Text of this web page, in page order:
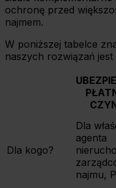
ochronę przed
najmem.
W poniższej tabelce
naszych rozwiązań jest
Dla kogo?
Dla
agenta
najmu,